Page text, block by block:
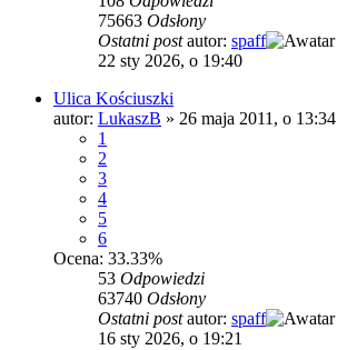
75663 Odsłony
Ostatni postautor: spaff
22 sty 2026, o 19:40
Ulica Kościuszki
autor: LukaszB » 26 maja 2011, o 13:34
1
2
3
4
5
6
Ocena: 33.33%
53 Odpowiedzi
63740 Odsłony
Ostatni postautor: spaff
16 sty 2026, o 19:21